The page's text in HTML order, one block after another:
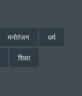
मनोरंजन
धर्म
शिक्षा